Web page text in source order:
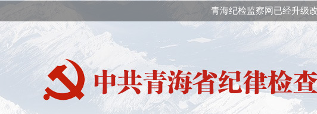
青海纪检监察网已经升级改